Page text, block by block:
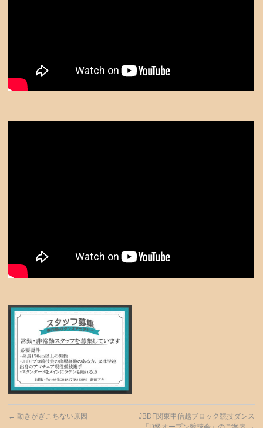
← 動きがぎこちない原因
JBDF関東甲信越ブロック競技ダンス